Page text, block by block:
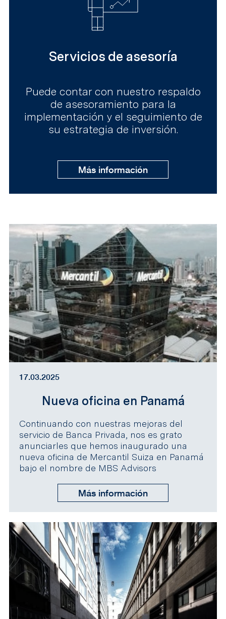
Servicios de asesoría
Puede contar con nuestro respaldo
de asesoramiento para la
implementación y el seguimiento de
su estrategia de inversión.
Más información
17.03.2025
Nueva oficina en Panamá
Continuando con nuestras mejoras del
servicio de Banca Privada, nos es grato
anunciarles que hemos inaugurado una
nueva oficina de Mercantil Suiza en Panamá
bajo el nombre de MBS Advisors
Más información